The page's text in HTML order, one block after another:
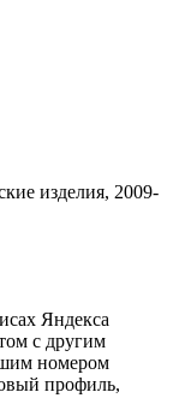
изделия, 2009-
Яндекса
с другим
номером
профиль,